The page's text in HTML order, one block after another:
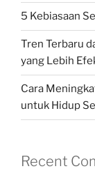
5 Kebiasaan
Tren Terbaru
yang Lebih
Cara
untuk Hidup
Recent